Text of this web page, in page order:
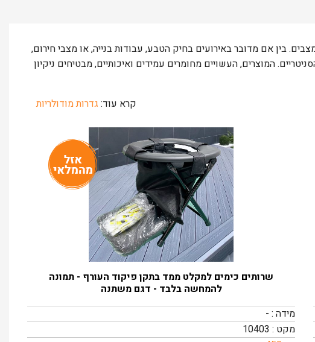
בין אם מדובר באירועים בחיק הטבע, עבודות בנייה, או מצבי חירום,
המוצרים, העשויים מחומרים עמידים ואיכותיים, מבטיחים ניקיון
קרא עוד: גדרות מודולריות
שרותים כימים למקלט ממד בתקן פיקוד העורף - תמונה
להמחשה בלבד - דגם משתנה
מידה : -
מקט : 10403